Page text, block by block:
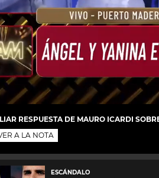
RESPUESTA DE MAURO ICARDI
A LA NOTA
ESCÁNDALO